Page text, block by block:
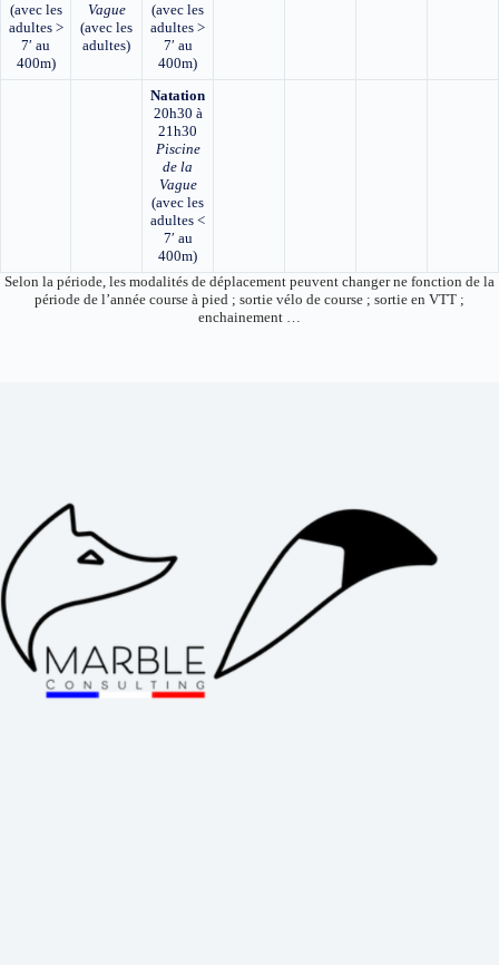
(avec les
adultes >
7′ au
400m)
Vague
(avec les
adultes)
(avec les
adultes >
7′ au
400m)
Natation
20h30 à
21h30
Piscine
de la
Vague
(avec les
adultes <
7′ au
400m)
Selon la période, les modalités de déplacement peuvent changer ne fonction de la
période de l’année course à pied ; sortie vélo de course ; sortie en VTT ;
enchainement …